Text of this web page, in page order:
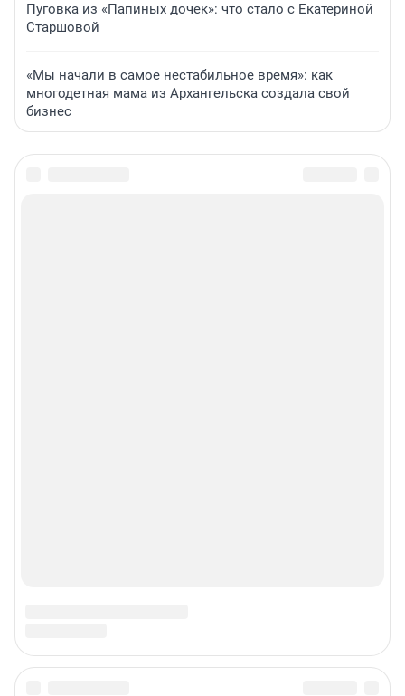
Пуговка из «Папиных дочек»: что стало с Екатериной
Старшовой
«Мы начали в самое нестабильное время»: как
многодетная мама из Архангельска создала свой
бизнес